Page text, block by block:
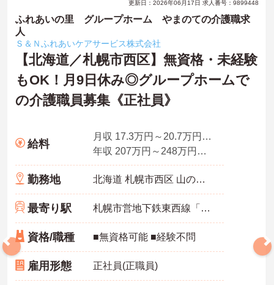
更新日：2026年06月17日 求人番号：9899448
ふれあいの里 グループホーム やまのての介護職求
人
Ｓ＆Ｎふれあいケアサービス株式会社
【北海道／札幌市西区】無資格・未経験
もOK！月9日休み◎グループホームで
の介護職員募集《正社員》
給料
月収 17.3万円～20.7万円程度（諸手当込）
年収 207万円～248万円程度 諸手当込
勤務地 北海道 札幌市西区 山の手6条7丁目2番17号
最寄り駅 札幌市営地下鉄東西線「発寒南駅」徒歩16分
資格/職種 ■無資格可能 ■経験不問
雇用形態 正社員(正職員)